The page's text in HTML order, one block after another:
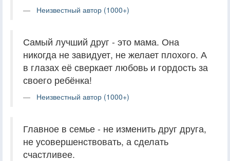
Неизвестный автор (1000+)
Самый лучший друг - это мама. Она
никогда не завидует, не желает плохого. А
в глазах её сверкает любовь и гордость за
своего ребёнка!
Неизвестный автор (1000+)
Главное в семье - не изменить друг друга,
не усовершенствовать, а сделать
счастливее.